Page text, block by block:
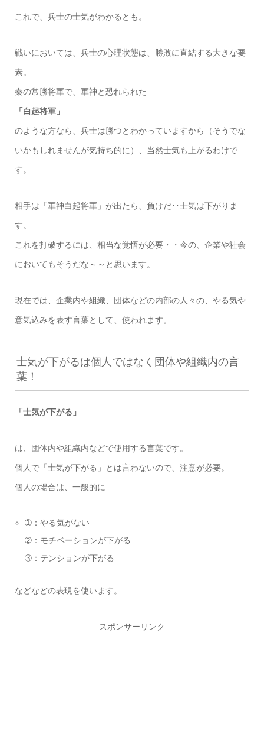
これで、兵士の士気がわかるとも。
戦いにおいては、兵士の心理状態は、勝敗に直結する大きな要
素。
秦の常勝将軍で、軍神と恐れられた
「白起将軍」
のような方なら、兵士は勝つとわかっていますから（そうでな
いかもしれませんが気持ち的に）、当然士気も上がるわけで
す。
相手は「軍神白起将軍」が出たら、負けだ‥士気は下がりま
す。
これを打破するには、相当な覚悟が必要・・今の、企業や社会
においてもそうだな～～と思います。
現在では、企業内や組織、団体などの内部の人々の、やる気や
意気込みを表す言葉として、使われます。
士気が下がるは個人ではなく団体や組織内の言
葉！
「士気が下がる」
は、団体内や組織内などで使用する言葉です。
個人で「士気が下がる」とは言わないので、注意が必要。
個人の場合は、一般的に
➀：やる気がない
➁：モチベーションが下がる
➂：テンションが下がる
などなどの表現を使います。
スポンサーリンク